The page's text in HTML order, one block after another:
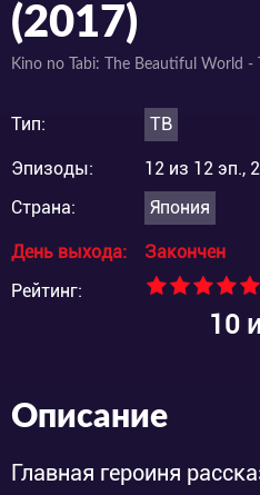
(2017)
Kino no Tabi: The Beautiful World -
Тип: ТВ
Эпизоды:
12 из 12 эп.,
Страна:
Япония
День выхода:
Закончен
Рейтинг:
10
Описание
Главная героиня